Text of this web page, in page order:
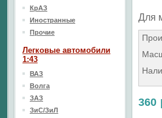
Для
360
КрАЗ
Иностранные
Прочие
Легковые автомобили
1:43
ВАЗ
Волга
ЗАЗ
ЗиС/ЗиЛ